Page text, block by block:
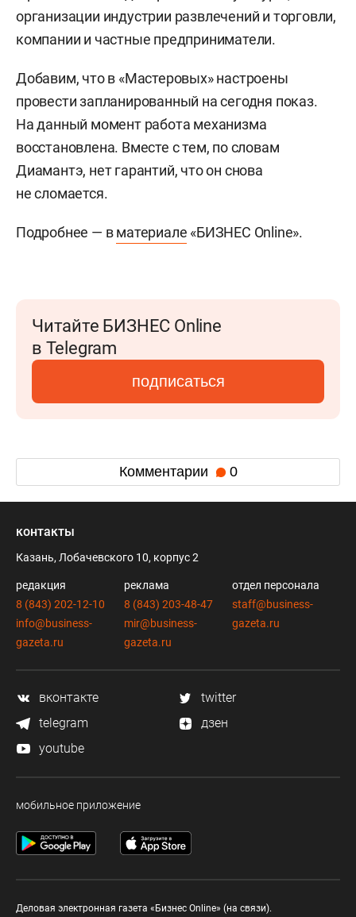
организации индустрии развлечений и торговли,
компании и частные предприниматели.
Добавим, что в «Мастеровых» настроены
провести запланированный на сегодня показ.
На данный момент работа механизма
восстановлена. Вместе с тем, по словам
Диамантэ, нет гарантий, что он снова
не сломается.
Подробнее — вматериале «БИЗНЕС Online».
Читайте БИЗНЕС Online
в Telegram
подписаться
Комментарии 0
контакты
Казань, Лобачевского 10, корпус 2
редакция
8 (843) 202-12-10
info@business-
gazeta.ru
реклама
8 (843) 203-48-47
mir@business-
gazeta.ru
отдел персонала
staff@business-
gazeta.ru
вконтакте
twitter
telegram
дзен
youtube
мобильное приложение
Деловая электронная газета «Бизнес Online» (на связи).